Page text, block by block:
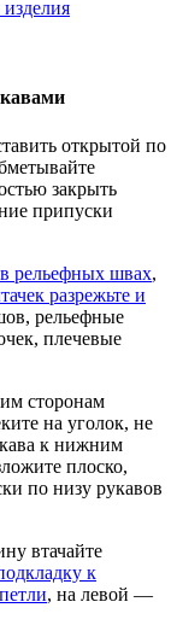
открытой по
закрыть
припуски
рельефных швах,
разрежьте и
рельефные
плечевые
сторонам
на уголок, не
к нижним
плоско,
по низу рукавов
втачайте
к
, на левой —